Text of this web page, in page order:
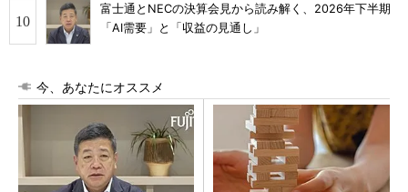
富士通とNECの決算会見から読み解く、2026年下半期
「AI需要」と「収益の見通し」
今、あなたにオススメ